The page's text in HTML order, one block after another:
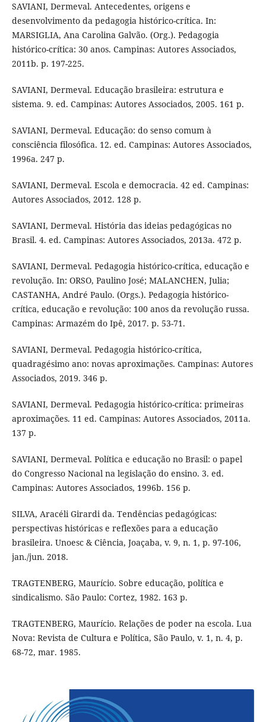
SAVIANI, Dermeval. Antecedentes, origens e
desenvolvimento da pedagogia histórico-crítica. In:
MARSIGLIA, Ana Carolina Galvão. (Org.). Pedagogia
histórico-crítica: 30 anos. Campinas: Autores Associados,
2011b. p. 197-225.
SAVIANI, Dermeval. Educação brasileira: estrutura e
sistema. 9. ed. Campinas: Autores Associados, 2005. 161 p.
SAVIANI, Dermeval. Educação: do senso comum à
consciência filosófica. 12. ed. Campinas: Autores Associados,
1996a. 247 p.
SAVIANI, Dermeval. Escola e democracia. 42 ed. Campinas:
Autores Associados, 2012. 128 p.
SAVIANI, Dermeval. História das ideias pedagógicas no
Brasil. 4. ed. Campinas: Autores Associados, 2013a. 472 p.
SAVIANI, Dermeval. Pedagogia histórico-crítica, educação e
revolução. In: ORSO, Paulino José; MALANCHEN, Julia;
CASTANHA, André Paulo. (Orgs.). Pedagogia histórico-
crítica, educação e revolução: 100 anos da revolução russa.
Campinas: Armazém do Ipê, 2017. p. 53-71.
SAVIANI, Dermeval. Pedagogia histórico-crítica,
quadragésimo ano: novas aproximações. Campinas: Autores
Associados, 2019. 346 p.
SAVIANI, Dermeval. Pedagogia histórico-crítica: primeiras
aproximações. 11 ed. Campinas: Autores Associados, 2011a.
137 p.
SAVIANI, Dermeval. Política e educação no Brasil: o papel
do Congresso Nacional na legislação do ensino. 3. ed.
Campinas: Autores Associados, 1996b. 156 p.
SILVA, Aracéli Girardi da. Tendências pedagógicas:
perspectivas históricas e reflexões para a educação
brasileira. Unoesc & Ciência, Joaçaba, v. 9, n. 1, p. 97-106,
jan./jun. 2018.
TRAGTENBERG, Maurício. Sobre educação, política e
sindicalismo. São Paulo: Cortez, 1982. 163 p.
TRAGTENBERG, Maurício. Relações de poder na escola. Lua
Nova: Revista de Cultura e Política, São Paulo, v. 1, n. 4, p.
68-72, mar. 1985.